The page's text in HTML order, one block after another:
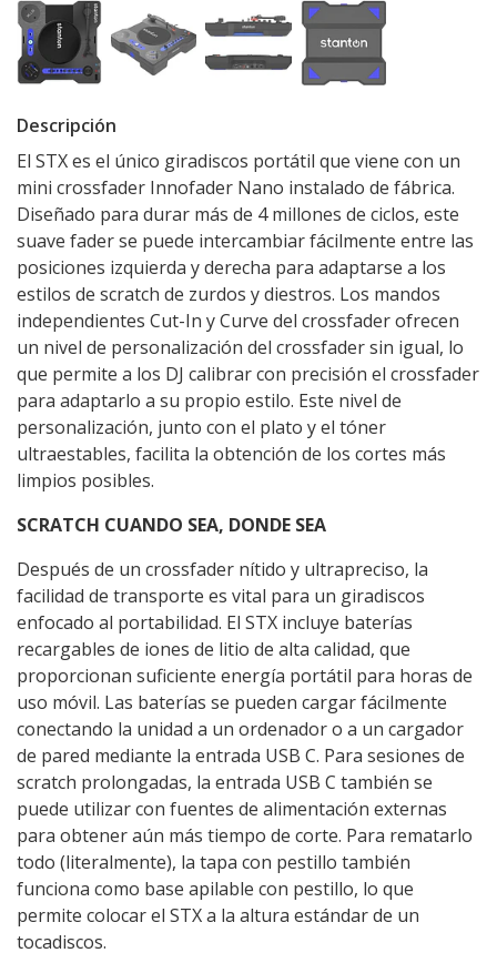
Descripción
El STX es el único giradiscos portátil que viene con un
mini crossfader Innofader Nano instalado de fábrica.
Diseñado para durar más de 4 millones de ciclos, este
suave fader se puede intercambiar fácilmente entre las
posiciones izquierda y derecha para adaptarse a los
estilos de scratch de zurdos y diestros. Los mandos
independientes Cut-In y Curve del crossfader ofrecen
un nivel de personalización del crossfader sin igual, lo
que permite a los DJ calibrar con precisión el crossfader
para adaptarlo a su propio estilo. Este nivel de
personalización, junto con el plato y el tóner
ultraestables, facilita la obtención de los cortes más
limpios posibles.
SCRATCH CUANDO SEA, DONDE SEA
Después de un crossfader nítido y ultrapreciso, la
facilidad de transporte es vital para un giradiscos
enfocado al portabilidad. El STX incluye baterías
recargables de iones de litio de alta calidad, que
proporcionan suficiente energía portátil para horas de
uso móvil. Las baterías se pueden cargar fácilmente
conectando la unidad a un ordenador o a un cargador
de pared mediante la entrada USB C. Para sesiones de
scratch prolongadas, la entrada USB C también se
puede utilizar con fuentes de alimentación externas
para obtener aún más tiempo de corte. Para rematarlo
todo (literalmente), la tapa con pestillo también
funciona como base apilable con pestillo, lo que
permite colocar el STX a la altura estándar de un
tocadiscos.